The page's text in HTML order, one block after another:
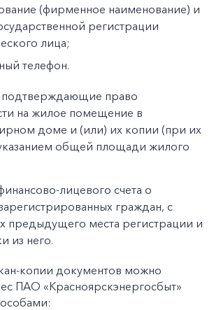
(фирменное наименование) и
регистрации
лица;
телефон.
право
на жилое помещение в
доме и (или) их копии (при их
общей площади жилого
лицевого счета о
граждан, с
предыдущего места регистрации и
из него.
копии документов можно
ПАО «Красноярскэнергосбыт»